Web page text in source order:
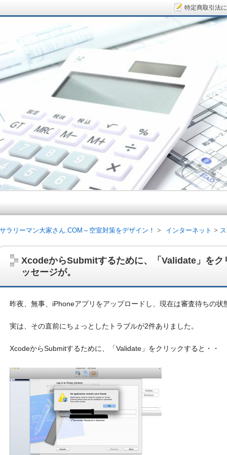
XcodeからSubmitするために、「Validate」をク
ッセージが。
昨夜、無事、iPhoneアプリをアップロードし、現在は審査待ちの状
実は、その直前にちょっとしたトラブルが2件ありました。
XcodeからSubmitするために、「Validate」をクリックすると・・
サラリーマン大家さん.COM～空室対策をデザイン！ インターネット
サラリーマン大家さん.COM～空
サラリーマン大家さんを応援！マンション経営、アパート経営の空室
ム、大家さん自ら行うネット集客、コンセプト賃貸の導入を研究する
on書籍出版、多拠点居住の暮らしぶり、旅行業務取扱管理者、宅建等
特定商取引法